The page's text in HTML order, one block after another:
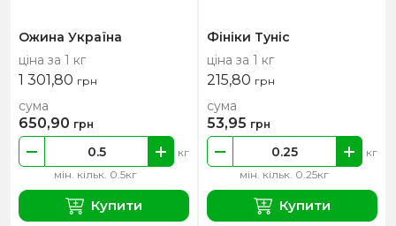
Ожина Україна
ціна за 1 кг
1 301,80 грн
мін. кільк. 0.5кг
кг
сума
650,90 грн
Купити
Фініки Туніс
ціна за 1 кг
215,80 грн
мін. кільк. 0.25кг
кг
сума
53,95 грн
Купити